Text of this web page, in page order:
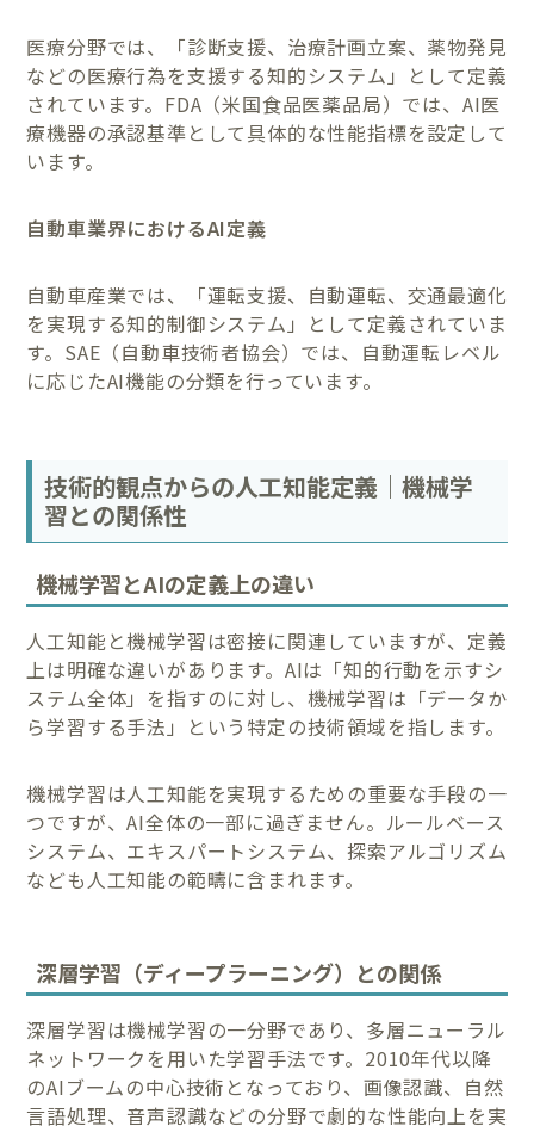
医療分野では、「診断支援、治療計画立案、薬物発見
などの医療行為を支援する知的システム」として定義
されています。FDA（米国食品医薬品局）では、AI医
療機器の承認基準として具体的な性能指標を設定して
います。
自動車業界におけるAI定義
自動車産業では、「運転支援、自動運転、交通最適化
を実現する知的制御システム」として定義されていま
す。SAE（自動車技術者協会）では、自動運転レベル
に応じたAI機能の分類を行っています。
技術的観点からの人工知能定義｜機械学
習との関係性
機械学習とAIの定義上の違い
人工知能と機械学習は密接に関連していますが、定義
上は明確な違いがあります。AIは「知的行動を示すシ
ステム全体」を指すのに対し、機械学習は「データか
ら学習する手法」という特定の技術領域を指します。
機械学習は人工知能を実現するための重要な手段の一
つですが、AI全体の一部に過ぎません。ルールベース
システム、エキスパートシステム、探索アルゴリズム
なども人工知能の範疇に含まれます。
深層学習（ディープラーニング）との関係
深層学習は機械学習の一分野であり、多層ニューラル
ネットワークを用いた学習手法です。2010年代以降
のAIブームの中心技術となっており、画像認識、自然
言語処理、音声認識などの分野で劇的な性能向上を実